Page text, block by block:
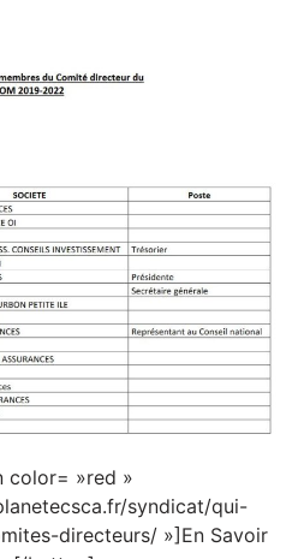
color= »red »
syndicat/qui-
directeurs/ »]En Savoir